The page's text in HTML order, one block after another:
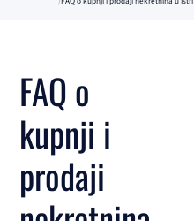
FAQ o
kupnji i
prodaji